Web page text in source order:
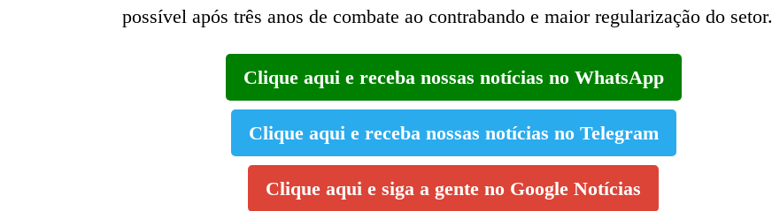
possível após três anos de combate ao contrabando e maior regularização do setor.
Clique aqui e receba nossas notícias no WhatsApp
Clique aqui e receba nossas notícias no Telegram
Clique aqui e siga a gente no Google Notícias